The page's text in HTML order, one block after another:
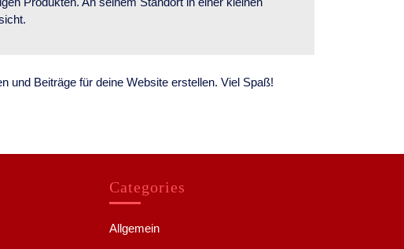
und Beiträge für deine Website erstellen. Viel Spaß!
Categories
Allgemein